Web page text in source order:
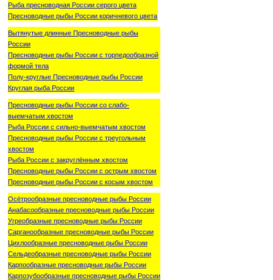
Рыба пресноводная России серого цвета
Пресноводные рыбы России коричневого цвета
Вытянутые длинные Пресноводные рыбы
России
Пресноводные рыбы России с торпедообразной
формой тела
Полу-круглые Пресноводные рыбы России
Круглая рыба России
Пресноводные рыбы России со слабо-
выемчатым хвостом
Рыба России с сильно-выемчатым хвостом
Пресноводные рыбы России с треугольным
хвостом
Рыба России с закруглённым хвостом
Пресноводные рыбы России с острым хвостом
Пресноводные рыбы России с косым хвостом
Осётрообразные пресноводные рыбы России
Анабасообразные пресноводные рыбы России
Угреобразные пресноводные рыбы России
Сарганообразные пресноводные рыбы России
Цихлообразные пресноводные рыбы России
Сельдеобразные пресноводные рыбы России
Карпообразные пресноводные рыбы России
Карпозубообразные пресноводные рыбы России